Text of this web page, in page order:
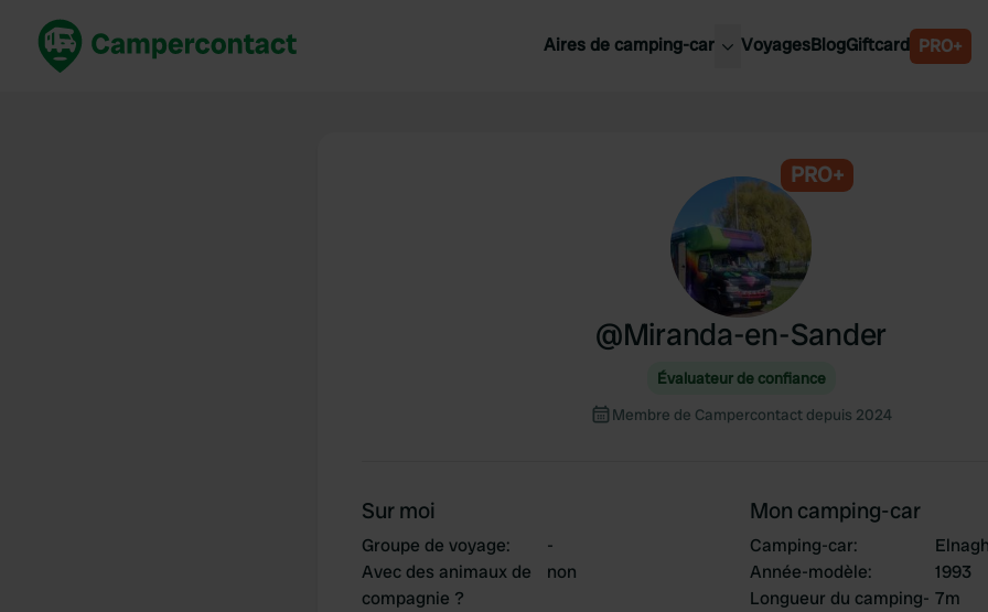
Aires de camping-car VoyagesBlogGiftcard PRO+
PRO+
@Miranda-en-Sander
Évaluateur de confiance
Membre de Campercontact depuis 2024
Sur moi
Groupe de voyage:
-
Avec des animaux de
compagnie ?
non
Mon camping-car
Camping-car:
Année-modèle:
1993
Longueur du camping- 7m